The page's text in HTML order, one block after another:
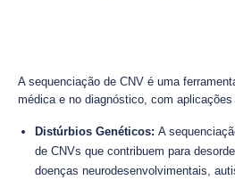
A sequenciação de CNV é uma
médica e no diagnóstico, com aplicações
Distúrbios Genéticos: A
de CNVs que contribuem para
doenças neurodesenvolvimentais,